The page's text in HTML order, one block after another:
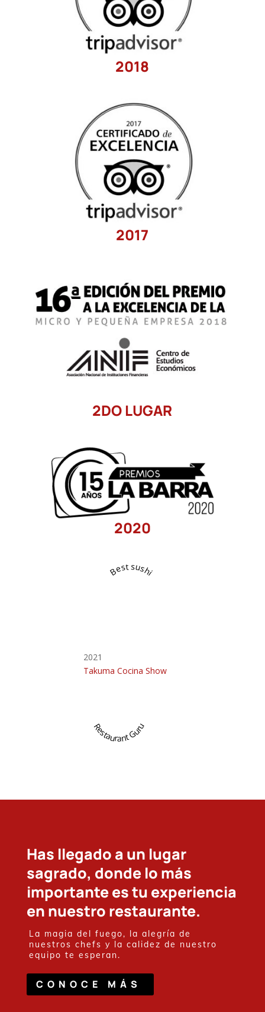
2018
2017
2DO LUGAR
2020
Best sushi
2021
Takuma Cocina Show
Restaurant Guru
Has llegado a un lugar
sagrado, donde lo más
importante es tu experiencia
en nuestro restaurante.
La magia del fuego, la alegría de
nuestros chefs y la calidez de nuestro
equipo te esperan.
CONOCE MÁS